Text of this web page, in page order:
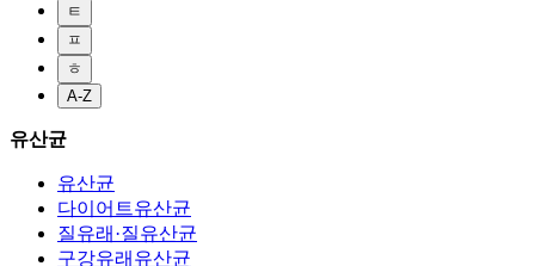
ㅌ
ㅍ
ㅎ
A-Z
유산균
유산균
다이어트유산균
질유래·질유산균
구강유래유산균